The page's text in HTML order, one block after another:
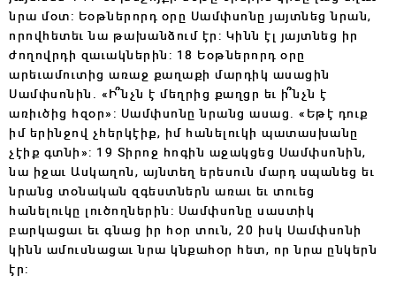
նրա մօտ: Եօթներորդ օրը Սամփսոնը յայտնեց նրան,
որովհետեւ նա թախանձում էր: Կինն էլ յայտնեց իր
ժողովրդի զաւակներին: 18 Եօթներորդ օրը
արեւամուտից առաջ քաղաքի մարդիկ ասացին
Սամփսոնին. «Ի՞նչն է մեղրից քաղցր եւ ի՞նչն է
առիւծից հզօր»: Սամփսոնը նրանց ասաց. «Եթէ դուք
իմ երինջով չհերկէիք, իմ հանելուկի պատասխանը
չէիք գտնի»: 19 Տիրոջ հոգին աջակցեց Սամփսոնին,
նա իջաւ Ասկաղոն, այնտեղ երեսուն մարդ սպանեց եւ
նրանց տօնական զգեստներն առաւ եւ տուեց
հանելուկը լուծողներին: Սամփսոնը սաստիկ
բարկացաւ եւ գնաց իր հօր տուն, 20 իսկ Սամփսոնի
կինն ամուսնացաւ նրա կնքահօր հետ, որ նրա ընկերն
էր: